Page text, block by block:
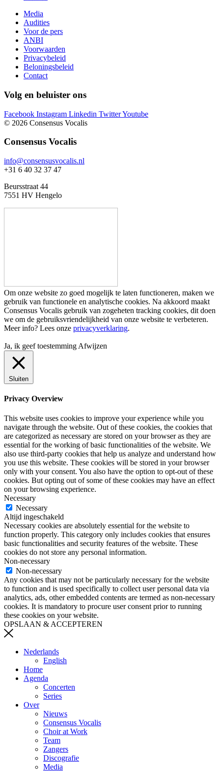
Media
Audities
Voor de pers
ANBI
Voorwaarden
Privacybeleid
Beloningsbeleid
Contact
Volg en beluister ons
Facebook Instagram Linkedin TwitterYoutube
© 2026 Consensus Vocalis
Consensus Vocalis
info@consensusvocalis.nl
+31 6 40 32 37 47
Beursstraat 44
7551 HV Hengelo
Om onze website zo goed mogelijk te laten functioneren, maken we
gebruik van functionele en analytische cookies. Na akkoord maakt
Consensus Vocalis gebruik van zogeheten tracking cookies, dit doen
we om de gebruiksvriendelijkheid van onze website te verbeteren.
Meer info? Lees onze privacyverklaring.
Ja, ik geef toestemming Afwijzen
Sluiten
Privacy Overview
This website uses cookies to improve your experience while you
navigate through the website. Out of these cookies, the cookies that
are categorized as necessary are stored on your browser as they are
essential for the working of basic functionalities of the website. We
also use third-party cookies that help us analyze and understand how
you use this website. These cookies will be stored in your browser
only with your consent. You also have the option to opt-out of these
cookies. But opting out of some of these cookies may have an effect
on your browsing experience.
Necessary
Necessary
Altijd ingeschakeld
Necessary cookies are absolutely essential for the website to
function properly. This category only includes cookies that ensures
basic functionalities and security features of the website. These
cookies do not store any personal information.
Non-necessary
Non-necessary
Any cookies that may not be particularly necessary for the website
to function and is used specifically to collect user personal data via
analytics, ads, other embedded contents are termed as non-necessary
cookies. It is mandatory to procure user consent prior to running
these cookies on your website.
OPSLAAN & ACCEPTEREN
Nederlands
English
Home
Agenda
Concerten
Series
Over
Nieuws
Consensus Vocalis
Choir at Work
Team
Zangers
Discografie
Media